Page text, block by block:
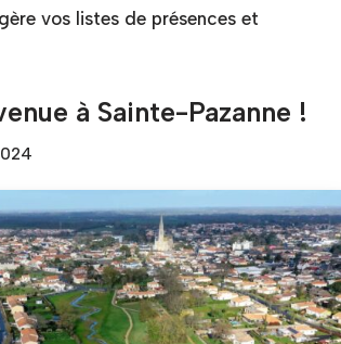
vos listes de présences et
à Sainte-Pazanne !